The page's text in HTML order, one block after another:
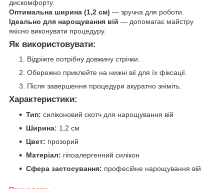
дискомфорту.
Оптимальна ширина (1,2 см) — зручна для роботи.
Ідеально для нарощування вій — допомагає майстру
якісно виконувати процедуру.
Як використовувати:
Відріжте потрібну довжину стрічки.
Обережно приклейте на нижні вії для їх фіксації.
Після завершення процедури акуратно зніміть.
Характеристики:
Тип: силіконовий скотч для нарощування вій
Ширина: 1,2 см
Цвет: прозорий
Матеріал: гіпоалергенний силікон
Сфера застосування: професійне нарощування вій